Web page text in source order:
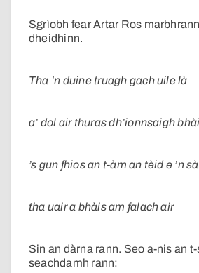
Sgrìobh fear Artar Ros
dheidhinn.
Tha ’n duine truagh gach uile là
a’ dol air thuras dh’ionnsaigh
’s gun fhios an t-àm an tèid e ’n
tha uair a bhàis am falach air
Sin an dàrna rann. Seo a-nis an
seachdamh rann: